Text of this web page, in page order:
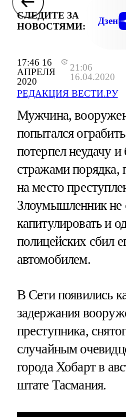
17:46 16
АПРЕЛЯ
2020
21:06
16.04.2020
РЕДАКЦИЯ ВЕСТИ.РУ
СЛЕДИТЕ ЗА
НОВОСТЯМИ:
Дзен
Мужчина,
попытался
потерпел неудачу
стражами
на место
Злоумышленник не
капитулировать и
полицейских сбил
автомобилем.
В Сети появились
задержания
преступника,
случайным
города Хобарт в
штате Тасмания.